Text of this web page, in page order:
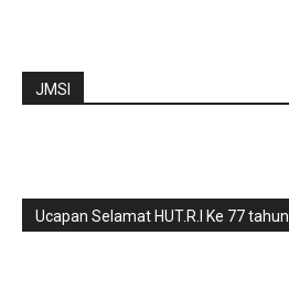
JMSI
Ucapan Selamat HUT.R.I Ke 77 tahun